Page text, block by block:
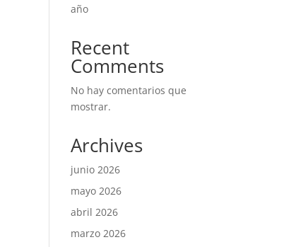
año
Recent
Comments
No hay comentarios que
mostrar.
Archives
junio 2026
mayo 2026
abril 2026
marzo 2026